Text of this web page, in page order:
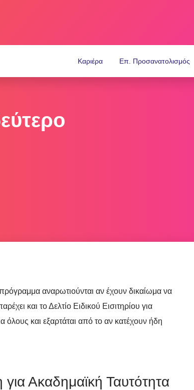
Καριέρα Επ. Προσανατολισμός
αναρωτιούνται αν έχουν δικαίωμα να
και το Δελτίο Ειδικού Εισιτηρίου για
όλους και εξαρτάται από το αν κατέχουν ήδη
Ακαδημαϊκή Ταυτότητα